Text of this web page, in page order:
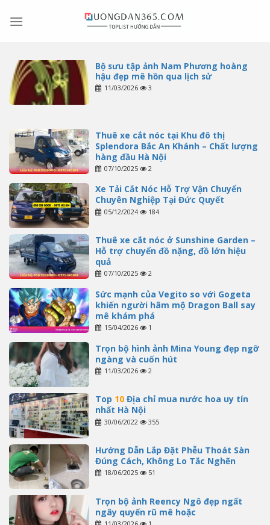
Bộ sưu tập ảnh Nam Phương hoàng
hậu đẹp mê hồn qua lịch sử
11/03/2026 3
Thuê xe cắt nóc tại Khu đô thị
Splendora Bắc An Khánh – Chất lượng
hàng đầu Hà Nội
07/10/2025 2
Xe Tải Cắt Nóc Hỗ Trợ Vận Chuyển
Chuyên Nghiệp Tại Đức Quyết
05/12/2024 184
Thuê xe cắt nóc ở Sunshine Garden –
Hỗ trợ chuyển đồ nặng, đồ lớn hiệu
quả
07/10/2025 2
Sức mạnh của Vegito so với Gogeta
khiến người hâm mộ Dragon Ball say
mê khám phá
15/04/2026 1
Trọn bộ hình ảnh Mina Young đẹp ngỡ
ngàng và cuốn hút
11/03/2026 2
Top 10Địa chỉ mua nước hoa uy tín
nhất Hà Nội
30/06/2022 355
Hướng Dẫn Lắp Đặt Phễu Thoát Sàn
Đúng Cách, Không Lo Tắc Nghẽn
18/06/2025 51
Trọn bộ ảnh Reency Ngô đẹp ngất
ngây quyến rũ mê hoặc